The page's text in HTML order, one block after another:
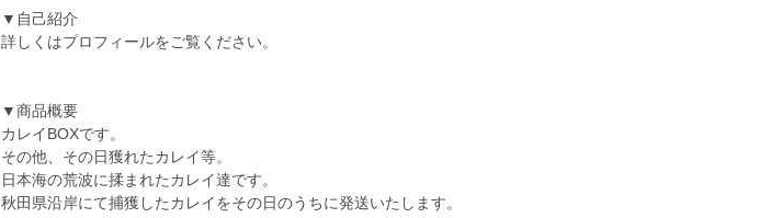
▼自己紹介
詳しくはプロフィールをご覧ください。
▼商品概要
カレイBOXです。
その他、その日獲れたカレイ等。
日本海の荒波に揉まれたカレイ達です。
秋田県沿岸にて捕獲したカレイをその日のうちに発送いたします。